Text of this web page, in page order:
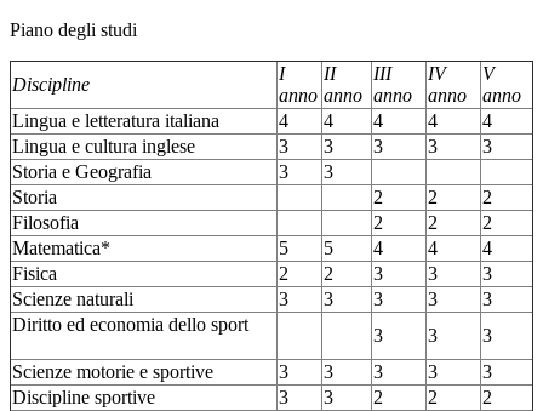
Piano degli studi
Discipline
I
anno
II
anno
III
anno
IV
anno
V
anno
Lingua e letteratura italiana
4 4 4 4
4
Lingua e cultura inglese
3 3 3 3
3
Storia e Geografia
3
3
Storia
2 2
2
Filosofia
2 2
2
Matematica*
5 5 4 4
4
Fisica
2 2 3 3
3
Scienze naturali
3 3 3 3
3
Diritto ed economia dello sport
3 3
3
Scienze motorie e sportive
3 3 3 3
3
Discipline sportive
3 3 2 2
2